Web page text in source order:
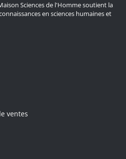
Sciences de l'Homme soutient la
en sciences humaines et
ventes